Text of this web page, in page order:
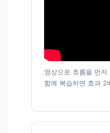
영상으로 흐름을 먼
함께 복습하면 효과 2